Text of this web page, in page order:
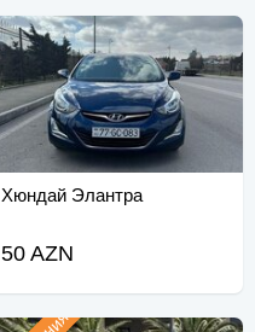
Хюндай Элантра
50 AZN